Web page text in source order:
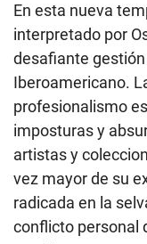
En esta nueva
interpretado por
desafiante
Iberoamericano.
profesionalismo
imposturas y
artistas y
vez mayor de su
radicada en la
conflicto personal